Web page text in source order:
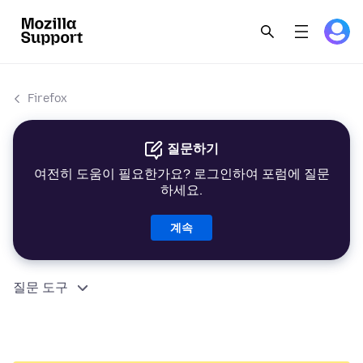
Firefox
질문하기
여전히 도움이 필요한가요? 로그인하여 포럼에 질문
하세요.
계속
질문 도구